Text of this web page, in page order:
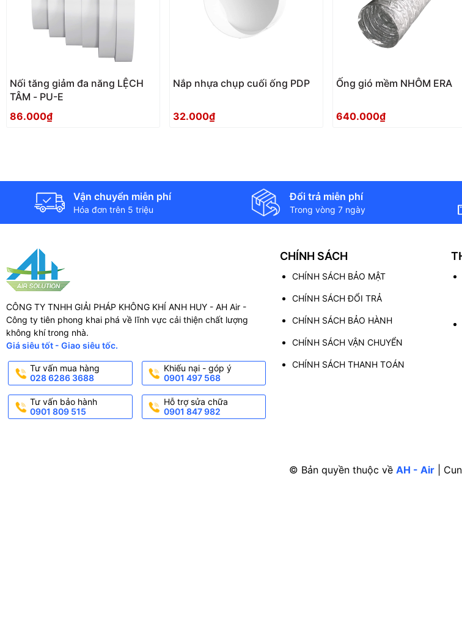
Nối tăng giảm đa năng LỆCH
TÂM - PU-E
86.000₫
Nắp nhựa chụp cuối ống PDP
32.000₫
Ống gió mềm NHÔM ERA
640.000₫
Vận chuyển miễn phí
Hóa đơn trên 5 triệu
Đổi trả miễn phí
Trong vòng 7 ngày
CÔNG TY TNHH GIẢI PHÁP KHÔNG KHÍ ANH HUY - AH Air -
Công ty tiên phong khai phá về lĩnh vực cải thiện chất lượng
không khí trong nhà.
Giá siêu tốt - Giao siêu tốc.
Tư vấn mua hàng
028 6286 3688
Khiếu nại - góp ý
0901 497 568
Tư vấn bảo hành
0901 809 515
Hỗ trợ sửa chữa
0901 847 982
CHÍNH SÁCH
CHÍNH SÁCH BẢO MẬT
CHÍNH SÁCH ĐỔI TRẢ
CHÍNH SÁCH BẢO HÀNH
CHÍNH SÁCH VẬN CHUYỂN
CHÍNH SÁCH THANH TOÁN
© Bản quyền thuộc về AH - Air